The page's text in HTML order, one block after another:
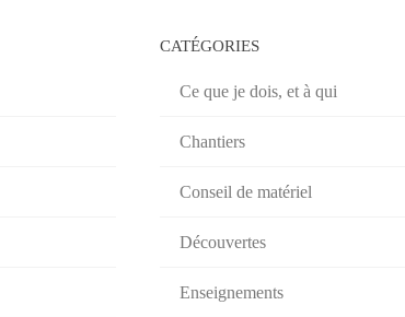
CATÉGORIES
Ce que je dois, et à qui
Chantiers
Conseil de matériel
Découvertes
Enseignements